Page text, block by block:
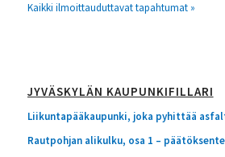
Kaikki ilmoittauduttavat tapahtumat »
JYVÄSKYLÄN KAUPUNKIFILLARI
Liikuntapääkaupunki, joka pyhittää
Rautpohjan alikulku, osa 1 –